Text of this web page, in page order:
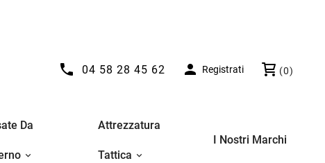
 04 58 28 45 62  Registrati (0)
Da Attrezzatura
Tattica
I Nostri Marchi